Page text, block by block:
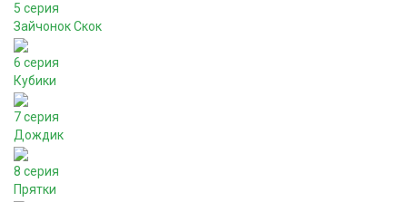
5 серия
Зайчонок Скок
6 серия
Кубики
7 серия
Дождик
8 серия
Прятки